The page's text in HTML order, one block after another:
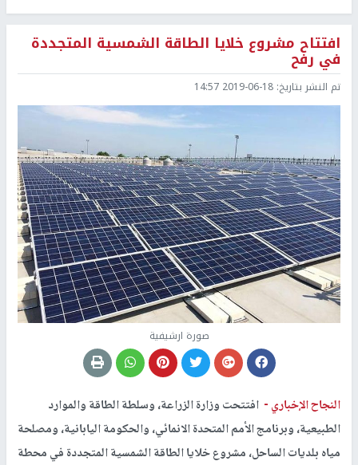
افتتاح مشروع خلايا الطاقة الشمسية المتجددة
في رفح
تم النشر بتاريخ: 2019-06-18 14:57
صورة ارشيفية
النجاح الإخباري - افتتحت وزارة الزراعة، وسلطة الطاقة والموارد
الطبيعية، وبرنامج الأمم المتحدة الانمائي، والحكومة اليابانية، ومصلحة
مياه بلديات الساحل، مشروع خلايا الطاقة الشمسية المتجددة في محطة